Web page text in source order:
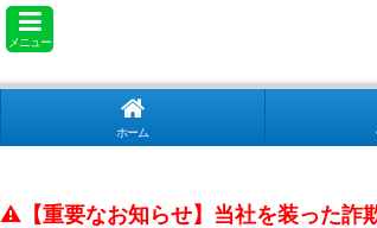
メニュー
ホーム
⚠️【重要なお知らせ】当社を装った詐